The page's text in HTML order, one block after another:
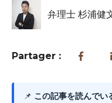
弁理士 杉浦健
Partager :
📌 この記事を読んでい